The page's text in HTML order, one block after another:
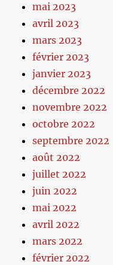
mai 2023
avril 2023
mars 2023
février 2023
janvier 2023
décembre 2022
novembre 2022
octobre 2022
septembre 2022
août 2022
juillet 2022
juin 2022
mai 2022
avril 2022
mars 2022
février 2022